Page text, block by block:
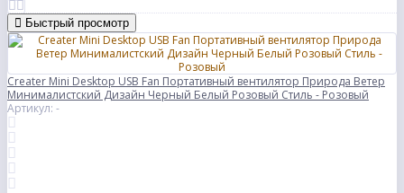
Быстрый просмотр
Creater Mini Desktop USB Fan Портативный вентилятор Природа Ветер
Минималистский Дизайн Черный Белый Розовый Стиль - Розовый
Артикул: -